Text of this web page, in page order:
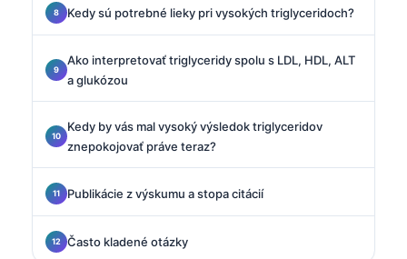
Kedy sú potrebné lieky pri vysokých triglyceridoch?
Ako interpretovať triglyceridy spolu s LDL, HDL, ALT
a glukózou
Kedy by vás mal vysoký výsledok triglyceridov
znepokojovať práve teraz?
Publikácie z výskumu a stopa citácií
Často kladené otázky